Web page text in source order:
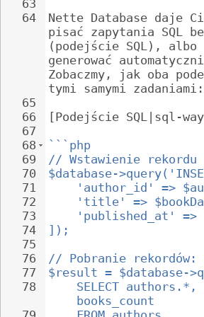
63
64
65
66
67
68
69
70
71
72
73
74
75
76
77
78
Nette Database daje
pisać zapytania SQL
(podejście SQL),
generować
Zobaczmy, jak oba
tymi samymi zadaniami:
[Podejście SQL|sql-
```php
// Wstawienie rekordu
$database-
'author_id' =>
'title' =>
'published_at' =>
]);
// Pobranie rekordów:
$result = $database-
SELECT authors.*,
books_count